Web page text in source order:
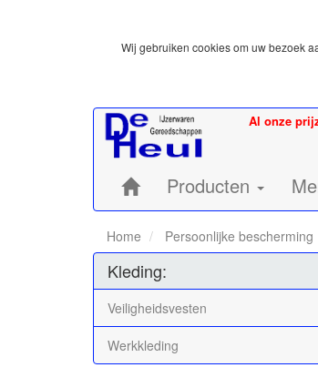
Wij gebruiken cookies om uw bezoek
Al onze
Home:Producten
Home Persoonlijke bescherming
Kleding:
Veiligheidsvesten
Werkkleding